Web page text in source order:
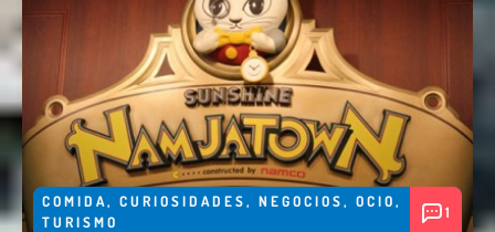
COMIDA, CURIOSIDADES, NEGOCIOS, OCIO,
TURISMO
1